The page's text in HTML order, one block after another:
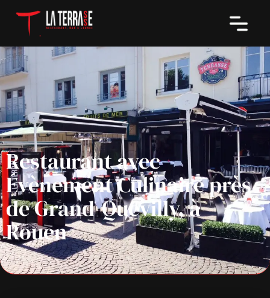
Restaurant avec
Évènement Culinaire près
de Grand-Quevilly, à
Rouen